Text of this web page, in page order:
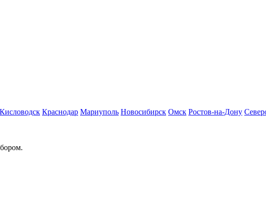
Кисловодск Краснодар Мариуполь Новосибирск Омск Ростов-на-Дону